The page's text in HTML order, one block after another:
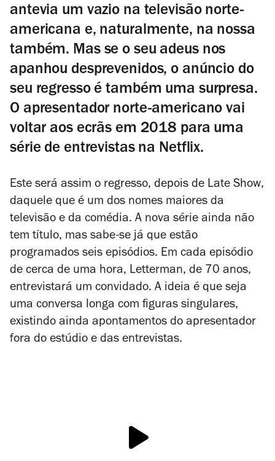
antevia um vazio na televisão norte-
americana e, naturalmente, na nossa
também. Mas se o seu adeus nos
apanhou desprevenidos, o anúncio do
seu regresso é também uma surpresa.
O apresentador norte-americano vai
voltar aos ecrãs em 2018 para uma
série de entrevistas na Netflix.
Este será assim o regresso, depois de Late Show,
daquele que é um dos nomes maiores da
televisão e da comédia. A nova série ainda não
tem título, mas sabe-se já que estão
programados seis episódios. Em cada episódio
de cerca de uma hora, Letterman, de 70 anos,
entrevistará um convidado. A ideia é que seja
uma conversa longa com figuras singulares,
existindo ainda apontamentos do apresentador
fora do estúdio e das entrevistas.